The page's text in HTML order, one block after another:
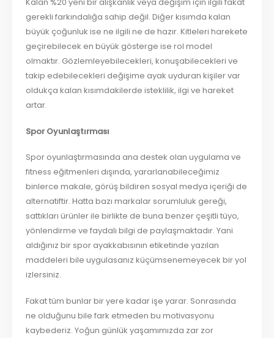
gerekli farkındalığa sahip değil. Diğer kısımda kalan
büyük çoğunluk ise ne ilgili ne de hazır. Kitleleri harekete
geçirebilecek en büyük gösterge ise rol model
olmaktır. Gözlemleyebilecekleri, konuşabilecekleri ve
takip edebilecekleri değişime ayak uyduran kişiler var
oldukça kalan kısımdakilerde isteklilik, ilgi ve hareket
artar.
Spor Oyunlaştırması
Spor oyunlaştırmasında ana destek olan uygulama ve
fitness eğitmenleri dışında, yararlanabileceğimiz
binlerce makale, görüş bildiren sosyal medya içeriği de
alternatiftir. Hatta bazı markalar sorumluluk gereği,
sattıkları ürünler ile birlikte de buna benzer çeşitli tüyo,
yönlendirme ve faydalı bilgi de paylaşmaktadır. Yani
aldığınız bir spor ayakkabısının etiketinde yazılan
maddeleri bile uygulasanız küçümsenemeyecek bir yol
izlersiniz.
Fakat tüm bunlar bir yere kadar işe yarar. Sonrasında
ne olduğunu bile fark etmeden bu motivasyonu
kaybederiz. Yoğun günlük yaşamımızda zar zor